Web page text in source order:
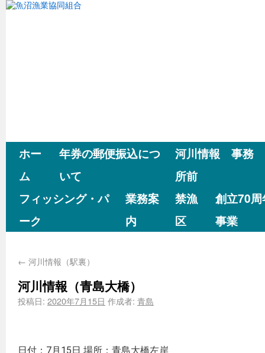
ホー
ム
年券の郵便振込につ
いて
河川情報 事務
所前
フィッシング・パ
ーク
業務案
内
禁漁
区
創立70
事業
← 河川情報（駅裏）
河川情報（青島大橋）
投稿日: 2020年7月15日 作成者: 青島
日付：7月15日 場所：青島大橋左岸